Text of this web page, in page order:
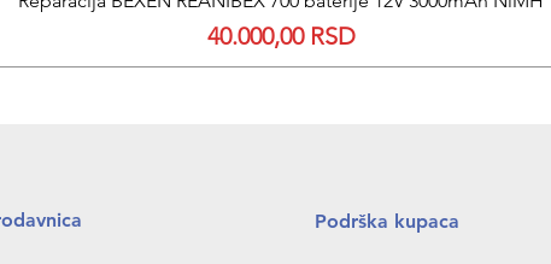
Price
40.000,00 RSD
Podrška kupaca